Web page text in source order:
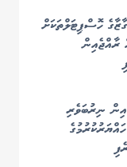
ހޮސްޕިޓަލްތަކަށް
ރާއްޖެއިން
ނިރުބަވެރި